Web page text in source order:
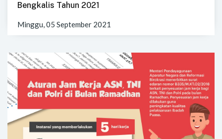
Bengkalis Tahun 2021
Minggu, 05 September 2021